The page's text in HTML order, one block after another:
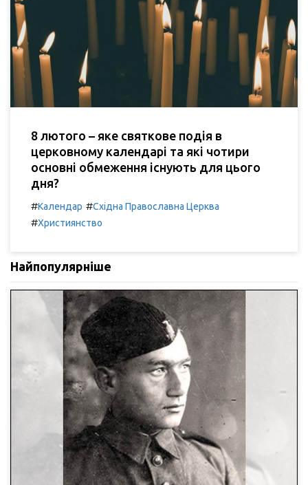
8 лютого – яке святкове подія в
церковному календарі та які чотири
основні обмеження існують для цього
дня?
#Календар #Східна Православна Церква
#Християнство
Найпопулярніше